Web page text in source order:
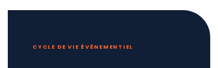
CYCLE DE VIE ÉVÉNEMENTIEL